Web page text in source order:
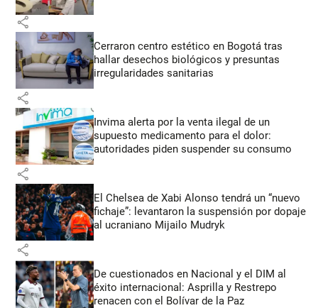
share
Cerraron centro estético en Bogotá tras
hallar desechos biológicos y presuntas
irregularidades sanitarias
share
Invima alerta por la venta ilegal de un
supuesto medicamento para el dolor:
autoridades piden suspender su consumo
share
El Chelsea de Xabi Alonso tendrá un “nuevo
fichaje”: levantaron la suspensión por dopaje
al ucraniano Mijailo Mudryk
share
De cuestionados en Nacional y el DIM al
éxito internacional: Asprilla y Restrepo
renacen con el Bolívar de la Paz